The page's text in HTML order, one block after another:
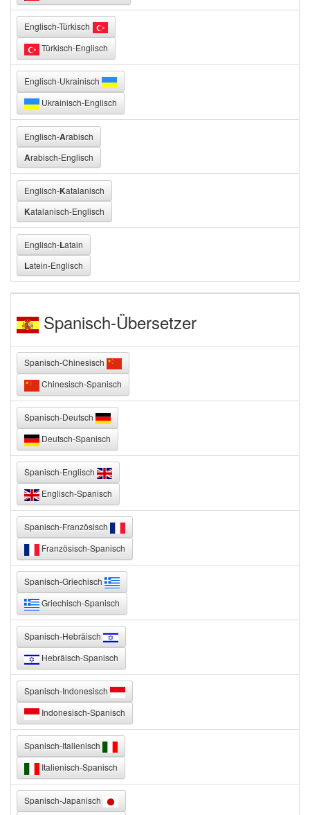
Englisch-Türkisch
Türkisch-Englisch
Englisch-Ukrainisch
Ukrainisch-Englisch
Englisch-Arabisch
Arabisch-Englisch
Englisch-Katalanisch
Katalanisch-Englisch
Englisch-Latain
Latein-Englisch
Spanisch-Übersetzer
Spanisch-Chinesisch
Chinesisch-Spanisch
Spanisch-Deutsch
Deutsch-Spanisch
Spanisch-Englisch
Englisch-Spanisch
Spanisch-Französisch
Französisch-Spanisch
Spanisch-Griechisch
Griechisch-Spanisch
Spanisch-Hebräisch
Hebräisch-Spanisch
Spanisch-Indonesisch
Indonesisch-Spanisch
Spanisch-Italienisch
Italienisch-Spanisch
Spanisch-Japanisch